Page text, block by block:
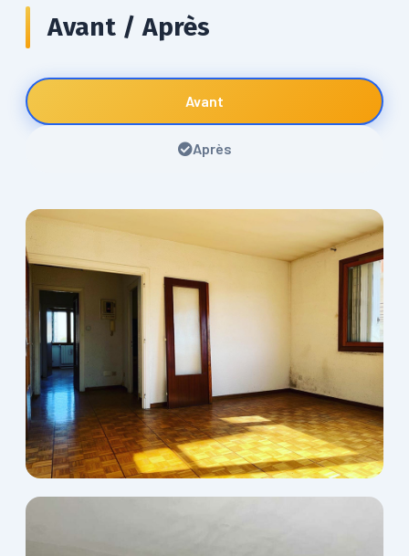
Avant / Après
Avant
Après